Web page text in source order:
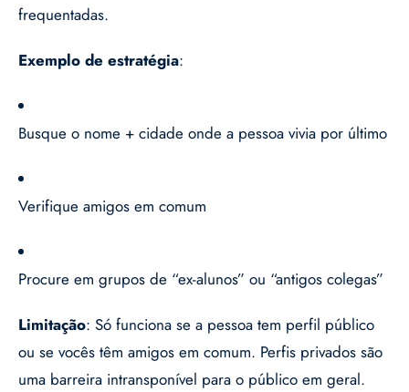
frequentadas.
Exemplo de estratégia:
Busque o nome + cidade onde a pessoa vivia por último
Verifique amigos em comum
Procure em grupos de “ex-alunos” ou “antigos colegas”
Limitação: Só funciona se a pessoa tem perfil público
ou se vocês têm amigos em comum. Perfis privados são
uma barreira intransponível para o público em geral.